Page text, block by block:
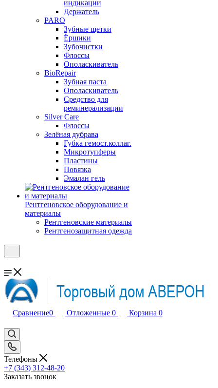
индикации
Держатель
PARO
Зубные щетки
Ёршики
Зубочистки
Флоссы
Ополаскиватель
BioRepair
Зубная паста
Ополаскиватель
Средство для
реминерализации
Silver Care
Флоссы
Зелёная дубрава
Губка гемост.коллаг.
Микротупферы
Пластины
Повязка
Эмалан гель
Рентгеновское оборудование и
материалы
Рентгеновские материалы
Рентгенозащитная одежда
Сравнение0 Отложенные 0 Корзина 0
Телефоны
+7 (343) 312-48-20
Заказать звонок